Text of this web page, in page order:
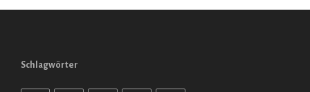
Schlagwörter